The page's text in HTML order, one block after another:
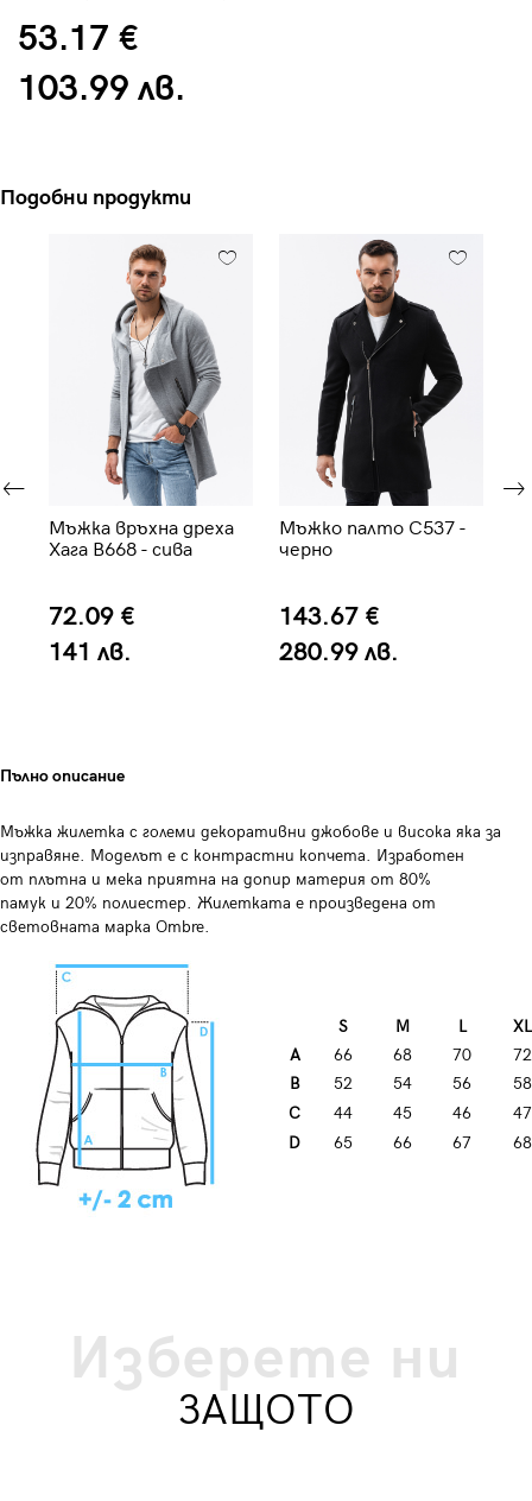
53.17 €
103.99 лв.
Подобни продукти
Мъжка връхна дреха
Хага B668 - сива
72.09 €
141 лв.
Мъжко палто C537 -
черно
143.67 €
280.99 лв.
Пълно описание
Мъжка жилетка с големи декоративни джобове и висока яка за
изправяне. Моделът е с контрастни копчета. Изработен
от плътна и мека приятна на допир материя от 80%
памук и 20% полиестер. Жилетката е произведена от
световната марка Ombre.
S M L
XL
A
66 68 70
72
B
52 54 56
58
C
44 45 46
47
D
65 66 67 68
Изберете ни
ЗАЩОТО